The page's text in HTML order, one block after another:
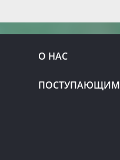
О НАС
ПОСТУПАЮЩИМ